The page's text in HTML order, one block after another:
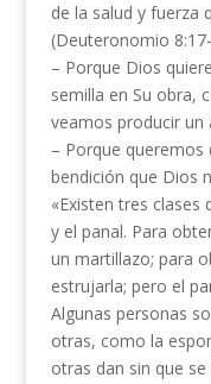
de la salud y fuerza
(Deuteronomio
– Porque Dios
semilla en Su obra,
veamos producir un
– Porque
bendición que Dios
«Existen tres clases
y el panal. Para
un martillazo; para
estrujarla; pero el
Algunas personas
otras, como la
otras dan sin que se